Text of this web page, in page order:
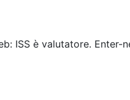
ISS è valutatore. Enter-